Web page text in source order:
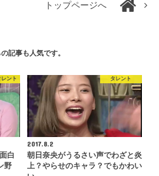
トップページへ
記事も人気です。
ント
白
野
タレント
2017.8.2
朝日奈央がうるさい声でわざと炎
上？やらせのキャラ？でもかわい